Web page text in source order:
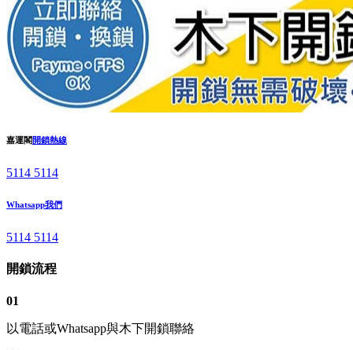
嘉運閣開鎖熱線
5114 5114
Whatsapp我們
5114 5114
開鎖流程
01
以電話或Whatsapp與木下開鎖聯絡